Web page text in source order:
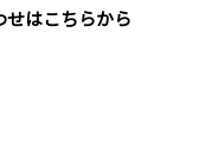
せはこちらから